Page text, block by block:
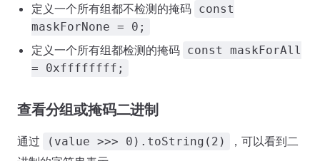
定义一个所有组都不检测的掩码 const
maskForNone = 0;
定义一个所有组都检测的掩码 const maskForAll
= 0xffffffff;
查看分组或掩码二进制
通过 (value >>> 0).toString(2)
，可以看到二